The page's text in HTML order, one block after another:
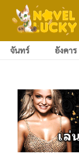
จันทร์ อังคาร